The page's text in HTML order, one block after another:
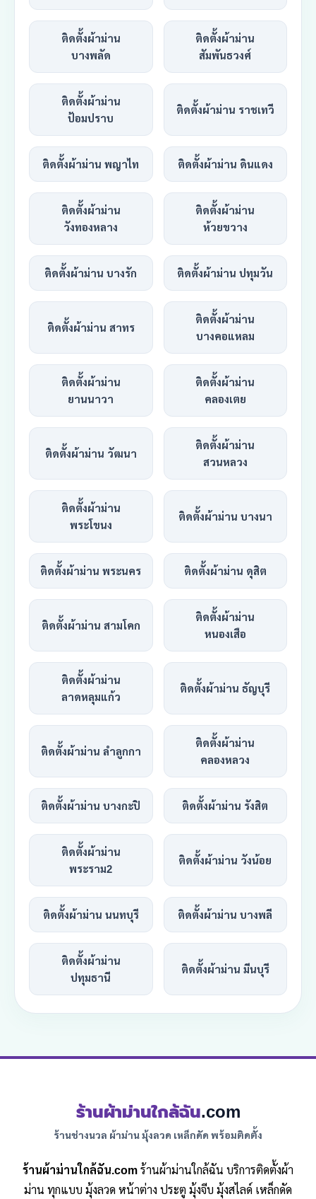
ติดตั้งผ้าม่าน
บางพลัด
ติดตั้งผ้าม่าน
สัมพันธวงศ์
ติดตั้งผ้าม่าน
ป้อมปราบ
ติดตั้งผ้าม่าน ราชเทวี
ติดตั้งผ้าม่าน พญาไท ติดตั้งผ้าม่าน ดินแดง
ติดตั้งผ้าม่าน
วังทองหลาง
ติดตั้งผ้าม่าน
ห้วยขวาง
ติดตั้งผ้าม่าน บางรัก ติดตั้งผ้าม่าน ปทุมวัน
ติดตั้งผ้าม่าน สาทร
ติดตั้งผ้าม่าน
บางคอแหลม
ติดตั้งผ้าม่าน
ยานนาวา
ติดตั้งผ้าม่าน
คลองเตย
ติดตั้งผ้าม่าน วัฒนา
ติดตั้งผ้าม่าน
สวนหลวง
ติดตั้งผ้าม่าน
พระโขนง
ติดตั้งผ้าม่าน บางนา
ติดตั้งผ้าม่าน พระนคร ติดตั้งผ้าม่าน ดุสิต
ติดตั้งผ้าม่าน สามโคก
ติดตั้งผ้าม่าน
หนองเสือ
ติดตั้งผ้าม่าน
ลาดหลุมแก้ว
ติดตั้งผ้าม่าน ธัญบุรี
ติดตั้งผ้าม่าน ลำลูกกา
ติดตั้งผ้าม่าน
คลองหลวง
ติดตั้งผ้าม่าน บางกะปิ ติดตั้งผ้าม่าน รังสิต
ติดตั้งผ้าม่าน
พระราม2
ติดตั้งผ้าม่าน วังน้อย
ติดตั้งผ้าม่าน นนทบุรี ติดตั้งผ้าม่าน บางพลี
ติดตั้งผ้าม่าน
ปทุมธานี
ติดตั้งผ้าม่าน มีนบุรี
ร้านผ้าม่านใกล้ฉัน.com
ร้านช่างนวล ผ้าม่าน มุ้งลวด เหล็กดัด พร้อมติดตั้ง
ร้านผ้าม่านใกล้ฉัน.comร้านผ้าม่านใกล้ฉัน บริการติดตั้งผ้า
ม่าน ทุกแบบ มุ้งลวด หน้าต่าง ประตู มุ้งจีบ มุ้งสไลด์ เหล็กดัด